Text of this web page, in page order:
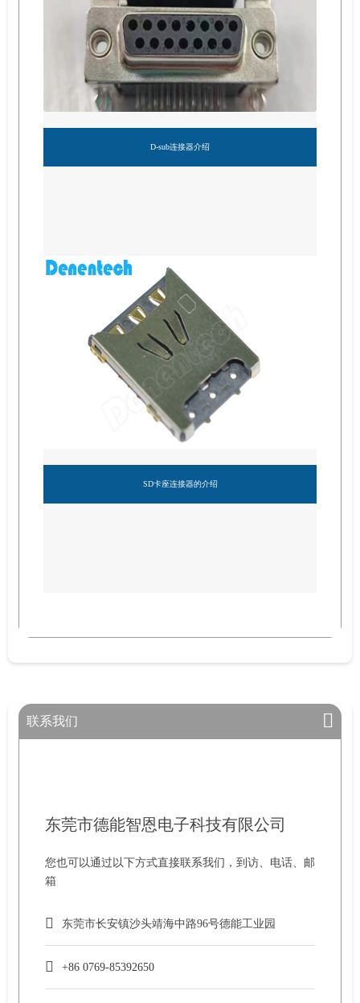
D-sub连接器介绍
SD卡座连接器的介绍
联系我们
东莞市德能智恩电子科技有限公司
您也可以通过以下方式直接联系我们，到访、电话、邮
箱
东莞市长安镇沙头靖海中路96号德能工业园
+86 0769-85392650